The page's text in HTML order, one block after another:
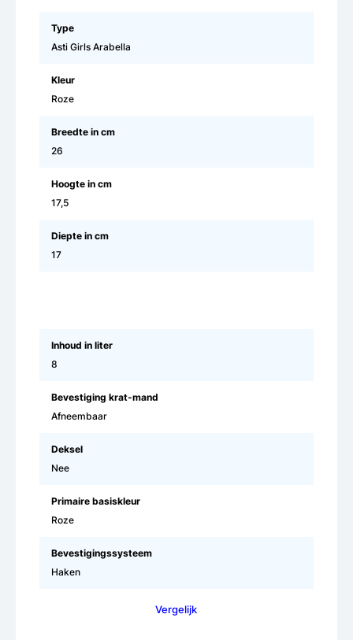
Type
Asti Girls Arabella
Kleur
Roze
Breedte in cm
26
Hoogte in cm
17,5
Diepte in cm
17
Inhoud in liter
8
Bevestiging krat-mand
Afneembaar
Deksel
Nee
Primaire basiskleur
Roze
Bevestigingssysteem
Haken
Vergelijk